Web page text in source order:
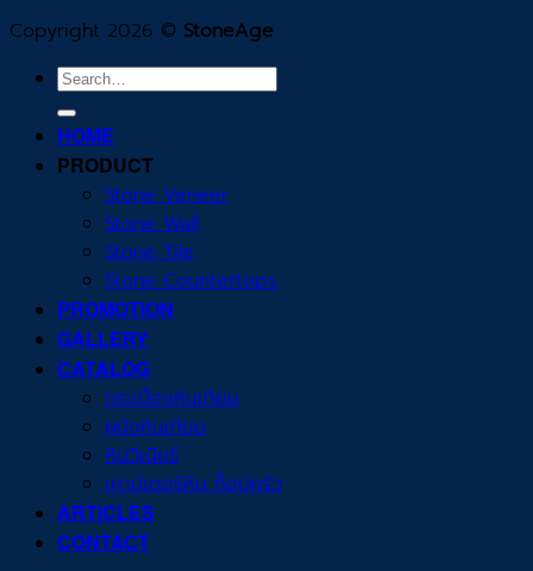
Copyright 2026 © StoneAge
Search
for:
HOME
PRODUCT
Stone Veneer
Stone Wall
Stone Tile
Stone Countertops
PROMOTION
GALLERY
CATALOG
กระเบื้องหินเทียม
ผนังหินเทียม
หินวีเนียร์
เคาน์เตอร์หิน ท็อปครัว
ARTICLES
CONTACT